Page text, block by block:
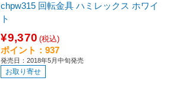
chpw315 回転金具 ハミレックス ホワイ
ト
¥9,370 (税込)
ポイント：937
発売日：2018年5月中旬発売
お取り寄せ